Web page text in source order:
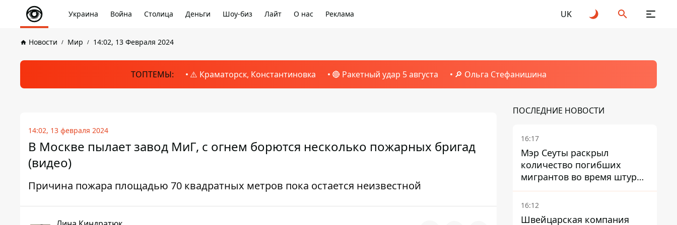
Украина Война Столица Деньги Шоу-биз Лайт О нас Реклама UK
Новости Мир 14:02, 13 Февраля 2024
ТОПТЕМЫ: ⚠️ Краматорск, Константиновка 🔴 Ракетный удар 5 августа 🔎 Ольга Стефанишина
14:02, 13 февраля 2024
В Москве пылает завод МиГ, с огнем борются несколько пожарных бригад
(видео)
Причина пожара площадью 70 квадратных метров пока остается неизвестной
ПОСЛЕДНИЕ НОВОСТИ
16:17
Мэр Сеуты раскрыл
количество погибших
мигрантов во время штурма
границы
16:12
Швейцарская компания